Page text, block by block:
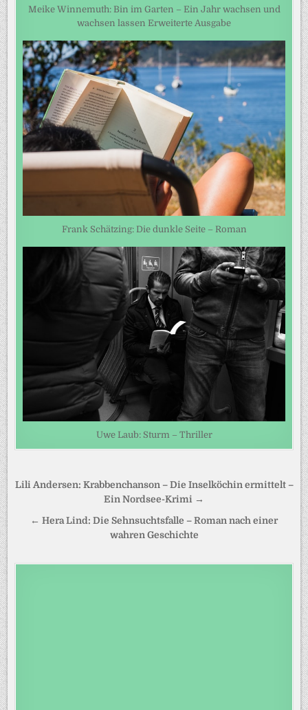
Meike Winnemuth: Bin im Garten – Ein Jahr wachsen und
wachsen lassen Erweiterte Ausgabe
Frank Schätzing: Die dunkle Seite – Roman
Uwe Laub: Sturm – Thriller
Beitragsnavigation
Lili Andersen: Krabbenchanson – Die Inselköchin ermittelt –
Ein Nordsee-Krimi →
← Hera Lind: Die Sehnsuchtsfalle – Roman nach einer
wahren Geschichte